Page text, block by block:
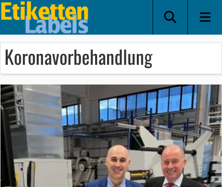
Koronavorbehandlung